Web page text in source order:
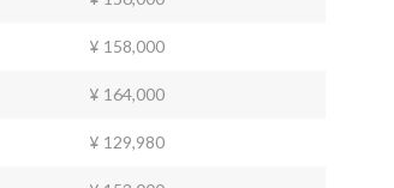
¥ 158,000
¥ 164,000
¥ 129,980